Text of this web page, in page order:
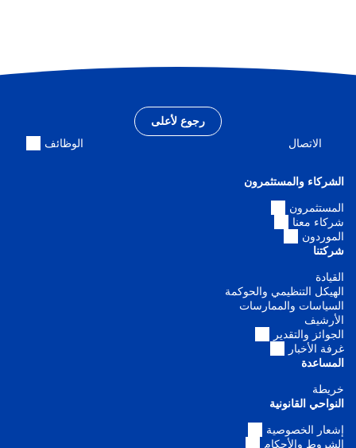
رجوع لأعلى
الاتصال
الوظائف
الشركاء والمستثمرون
المستثمرون
شركاء معنا
الموردون
شركتنا
القيادة
الهيكل التنظيمي والحوكمة
السياسات والممارسات
الأرشيف
الجوائز والتقدير
غرفة الأخبار
المساعدة
خريطة
النواحي القانونية
إشعار الخصوصية
الشروط والأحكام